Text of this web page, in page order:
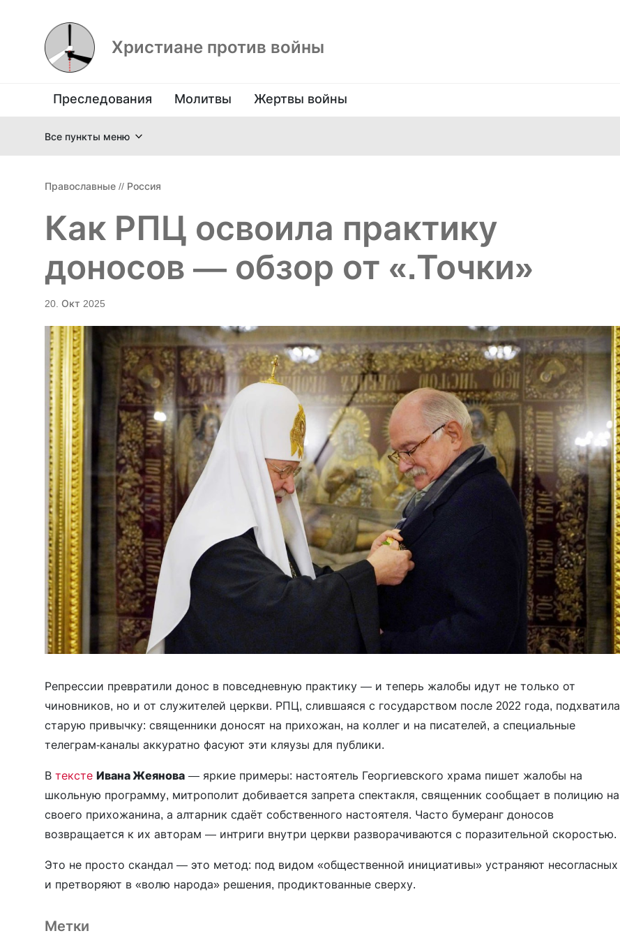
Христиане против войны
Преследования Молитвы Жертвы войны
Все пункты меню
Православные // Россия
Как РПЦ освоила практику
доносов — обзор от «.Точки»
20. Окт 2025
Репрессии превратили донос в повседневную практику — и теперь жалобы идут не только от
чиновников, но и от служителей церкви. РПЦ, слившаяся с государством после 2022 года, подхватила
старую привычку: священники доносят на прихожан, на коллег и на писателей, а специальные
телеграм-каналы аккуратно фасуют эти кляузы для публики.
В тексте Ивана Жеянова — яркие примеры: настоятель Георгиевского храма пишет жалобы на
школьную программу, митрополит добивается запрета спектакля, священник сообщает в полицию на
своего прихожанина, а алтарник сдаёт собственного настоятеля. Часто бумеранг доносов
возвращается к их авторам — интриги внутри церкви разворачиваются с поразительной скоростью.
Это не просто скандал — это метод: под видом «общественной инициативы» устраняют несогласных
и претворяют в «волю народа» решения, продиктованные сверху.
Метки